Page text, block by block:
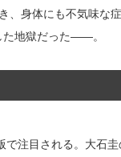
、身体にも不気味な
た地獄だった――。
注目される。大石